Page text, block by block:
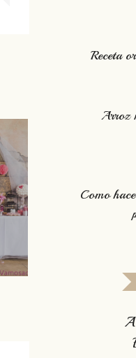
Receta
Arroz
Como